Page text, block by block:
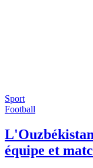
Sport
Football
équipe et